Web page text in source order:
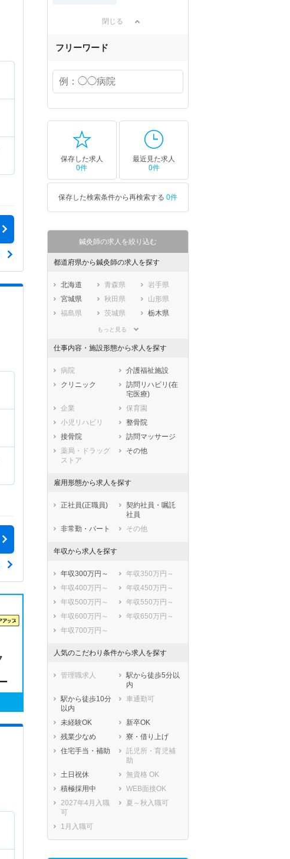
閉じる
フリーワード
保存した求人
0件
最近見た求人
0件
保存した検索条件から再検索する 0件
鍼灸師の求人を絞り込む
都道府県から鍼灸師の求人を探す
北海道 青森県
岩手県
宮城県
秋田県
山形県
福島県
茨城県
栃木県
埼玉県
石川県
福井県
岐阜県
静岡県
愛知県
三重県
大阪府
兵庫県
奈良県
鳥取県
島根県
広島県
山口県
徳島県
香川県
愛媛県
熊本県
大分県
もっと見る
仕事内容・施設形態から求人を探す
病院
介護福祉施設
クリニック
訪問リハビリ(在
宅医療)
企業
保育園
小児リハビリ
整骨院
接骨院
訪問マッサージ
薬局・ドラッグ
ストア
その他
雇用形態から求人を探す
正社員(正職員)
契約社員・嘱託
社員
非常勤・パート
その他
年収から求人を探す
年収300万円～
年収350万円～
年収400万円～
年収450万円～
年収500万円～
年収550万円～
年収600万円～
年収650万円～
年収700万円～
人気のこだわり条件から求人を探す
管理職求人
駅から徒歩5分以
内
駅から徒歩10分
以内
車通勤可
未経験OK
新卒OK
残業少なめ
寮・借り上げ
住宅手当・補助
託児所・育児補
助
土日祝休
無資格 OK
積極採用中
WEB面接OK
2027年4月入職
可
夏～秋入職可
1月入職可